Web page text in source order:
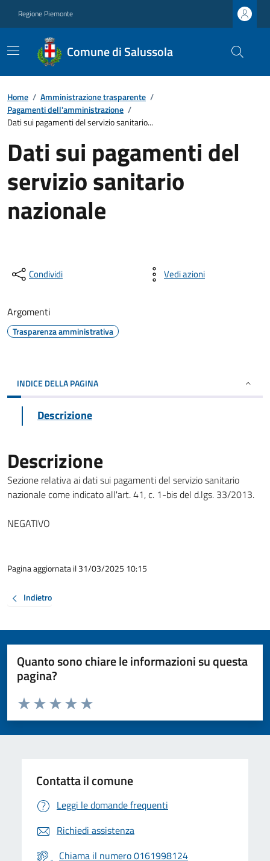
Regione Piemonte
Comune di Salussola
Home / Amministrazione trasparente /
Pagamenti dell'amministrazione /
Dati sui pagamenti del servizio sanitario...
Dati sui pagamenti del
servizio sanitario
nazionale
Condividi Vedi azioni
Argomenti
Trasparenza amministrativa
INDICE DELLA PAGINA
Descrizione
Descrizione
Sezione relativa ai dati sui pagamenti del servizio sanitario
nazionale come indicato all'art. 41, c. 1-bis del d.lgs. 33/2013.
NEGATIVO
Pagina aggiornata il 31/03/2025 10:15
Indietro
Quanto sono chiare le informazioni su questa
pagina?
Valuta da 1 a 5 stelle la pagina
Valuta 5 stelle su 5
Valuta 4 stelle su 5
Valuta 3 stelle su 5
Valuta 2 stelle su 5
Valuta 1 stelle su 5
Contatta il comune
Leggi le domande frequenti
Richiedi assistenza
Chiama il numero 0161998124